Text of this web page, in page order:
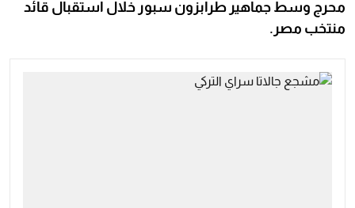
محرج وسط جماهير طرابزون سبور خلال استقبال قائد
منتخب مصر.